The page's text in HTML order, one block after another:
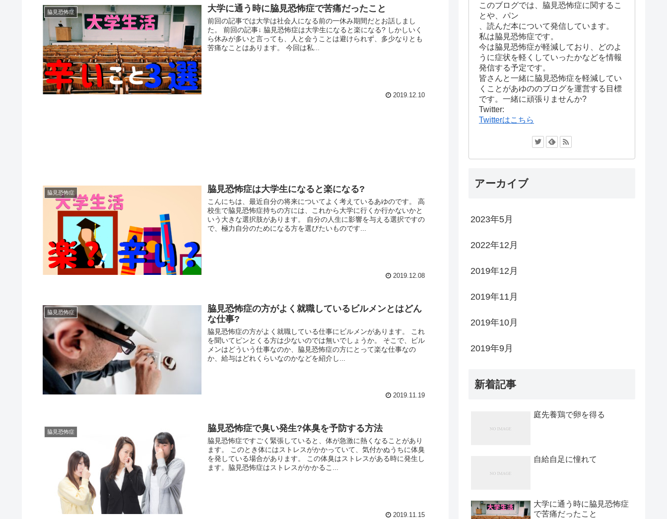
脇見恐怖症 大学に通う時に脇見恐怖症で苦痛だったこと
前回の記事では大学は社会人になる前の一休み期間だとお話しまし
た。 前回の記事↓ 脇見恐怖症は大学生になると楽になる? しかしいく
ら休みが多いと言っても、人と会うことは避けられず、多少なりとも
苦痛なことはあります。 今回は私...
2019.12.10
脇見恐怖症 脇見恐怖症は大学生になると楽になる?
こんにちは、最近自分の将来についてよく考えているあゆのです。 高
校生で脇見恐怖症持ちの方には、これから大学に行くか行かないかと
いう大きな選択肢があります。 自分の人生に影響を与える選択ですの
で、極力自分のためになる方を選びたいものです...
2019.12.08
脇見恐怖症
脇見恐怖症の方がよく就職しているビルメンとはどん
な仕事?
脇見恐怖症の方がよく就職している仕事にビルメンがあります。 これ
を聞いてピンとくる方は少ないのでは無いでしょうか。 そこで、ビル
メンはどういう仕事なのか、脇見恐怖症の方にとって楽な仕事なの
か、給与はどれくらいなのかなどを紹介し...
2019.11.19
脇見恐怖症 脇見恐怖症で臭い発生?体臭を予防する方法
脇見恐怖症ですごく緊張していると、体が急激に熱くなることがあり
ます。 このとき体にはストレスがかかっていて、気付かぬうちに体臭
を発している場合があります。 この体臭はストレスがある時に発生し
ます。脇見恐怖症はストレスがかかるこ...
2019.11.15
このブログでは、脇見恐怖症に関するこ
とや、パン
、読んだ本について発信しています。
私は脇見恐怖症です。
今は脇見恐怖症が軽減しており、どのよ
うに症状を軽くしていったかなどを情報
発信する予定です。
皆さんと一緒に脇見恐怖症を軽減してい
くことがあゆののブログを運営する目標
です。一緒に頑張りませんか?
Twitter:
Twitterはこちら
アーカイブ
2023年5月
2022年12月
2019年12月
2019年11月
2019年10月
2019年9月
新着記事
庭先養鶏で卵を得る
自給自足に憧れて
大学に通う時に脇見恐怖症
で苦痛だったこと